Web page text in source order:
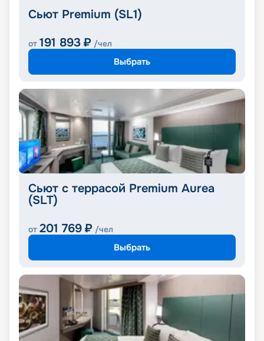
Сьют Premium (SL1)
от 191 893 ₽ /чел
Выбрать
Сьют с террасой Premium Aurea
(SLT)
от 201 769 ₽ /чел
Выбрать